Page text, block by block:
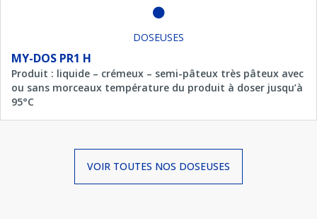
DOSEUSES
MY-DOS PR1 H
Produit : liquide – crémeux – semi-pâteux très pâteux avec
ou sans morceaux température du produit à doser jusqu’à
95°C
VOIR TOUTES NOS DOSEUSES